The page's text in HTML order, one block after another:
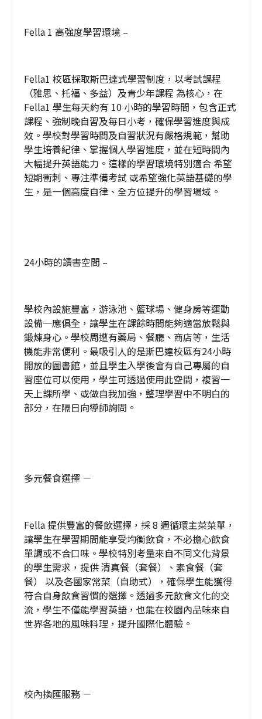
Fella 1 高強度學習環境 –
Fella1 校區採取斯巴達式學習制度，以考試課程
（雅思、托福、多益）及青少年課程 為核心，在
Fella1 學生每天約有 10 小時的學習時間，包含正式
課程、強制晚自習及每日小考，確保學習進度與成
效。學校對學習時間及自習狀況有嚴格規範，幫助
學生培養紀律、掌握個人學習進度，並在短時間內
大幅提升英語能力。這樣的學習環境特別適合 希望
短期衝刺、專注準備考試 或希望強化英語基礎的學
生，是一個高度自律、全方位提升的學習場域。
24小時的讀書空間 –
學校內設施豐富，游泳池、籃球場、健身房等運動
設備一應俱全，讓學生在課餘時間能夠適當放鬆與
鍛煉身心。學校周遭有藥局、餐廳、商店等，生活
機能非常便利。最吸引人的是斯巴達校區有24小時
開放的圖書館，並且學生入學後會有自己專屬的自
習座位可以使用，學生可透過使用此空間，複習一
天上課所學、或做自我加強，整理學習中不明白的
部分，在隔日向導師詢問。
多元餐食選擇 －
Fella 提供豐富的餐飲選擇，採 8 週循環主菜菜單，
讓學生在學習期間能享受均衡飲食，不必擔心飲食
單調或不合口味。學校特別考量來自不同文化背景
的學生需求，提供 清真餐（套餐）、素食餐（套
餐） 以及各國家常菜（自助式），確保學生能獲得
符合自身飲食習慣的選擇。透過多元飲食文化的交
流，學生不僅能學習英語，也能在校園內品味來自
世界各地的風味料理，提升國際化體驗。
校內換匯服務 －